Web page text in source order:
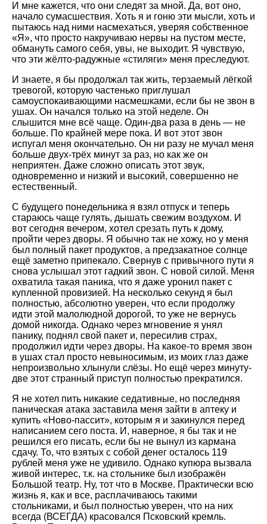
И мне кажется, что они следят за мной. Да, вот оно,
начало сумасшествия. Хоть я и гоню эти мысли, хоть и
пытаюсь над ними насмехаться, уверяя собственное
«Я», что просто накручиваю нервы на пустом месте,
обмануть самого себя, увы, не выходит. Я чувствую,
что эти жёлто-радужные «стиляги» меня преследуют.
И знаете, я бы продолжал так жить, терзаемый лёгкой
тревогой, которую частенько приглушал
самоуспокаивающими насмешками, если бы не звон в
ушах. Он начался только на этой неделе. Он
слышится мне всё чаще. Один-два раза в день — не
больше. По крайней мере пока. И вот этот звон
испугал меня окончательно. Он ни разу не мучал меня
больше двух-трёх минут за раз, но как же он
неприятен. Даже сложно описать этот звук,
одновременно и низкий и высокий, совершенно не
естественный.
С будущего понедельника я взял отпуск и теперь
стараюсь чаще гулять, дышать свежим воздухом. И
вот сегодня вечером, хотел срезать путь к дому,
пройти через дворы. Я обычно так не хожу, но у меня
был полный пакет продуктов, а предзакатное солнце
ещё заметно припекало. Свернув с привычного пути я
снова услышал этот гадкий звон. С новой силой. Меня
охватила такая паника, что я даже уронил пакет с
купленной провизией. На несколько секунд я был
полностью, абсолютно уверен, что если продолжу
идти этой малолюдной дорогой, то уже не вернусь
домой никогда. Однако через мгновение я унял
панику, поднял свой пакет и, пересилив страх,
продолжил идти через дворы. На какое-то время звон
в ушах стал просто невыносимым, из моих глаз даже
непроизвольно хлынули слёзы. Но ещё через минуту-
две этот странный приступ полностью прекратился.
Я не хотел пить никакие седативные, но последняя
паническая атака заставила меня зайти в аптеку и
купить «Ново-пассит», которым я и закинулся перед
написанием сего поста. И, наверное, я бы так и не
решился его писать, если бы не вынул из кармана
сдачу. То, что взятых с собой денег осталось 119
рублей меня уже не удивило. Однако купюра вызвала
живой интерес, т.к. на стольнике был изображён
Большой театр. Ну, тот что в Москве. Практически всю
жизнь я, как и все, расплачиваюсь такими
стольниками, и был полностью уверен, что на них
всегда (ВСЕГДА) красовался Псковский кремль.